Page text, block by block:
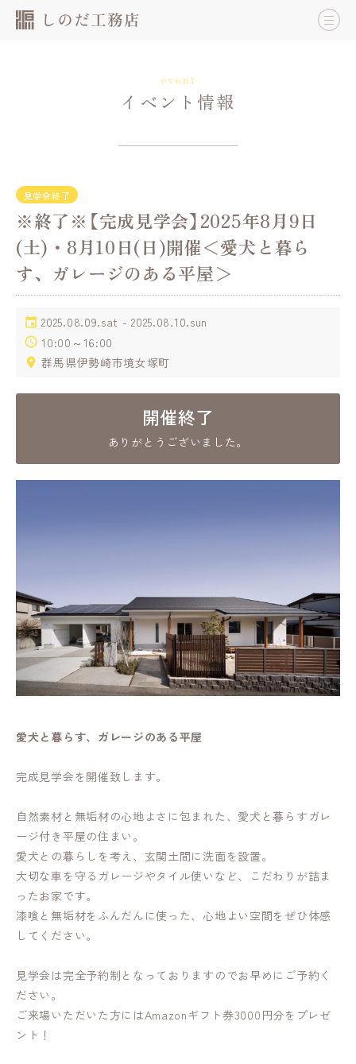
event
イベント情報
見学会終了
※終了※【完成見学会】2025年8月9日
(土)・8月10日(日)開催＜愛犬と暮ら
す、ガレージのある平屋＞
2025.08.09.sat - 2025.08.10.sun
10:00～16:00
群馬県伊勢崎市境女塚町
開催終了
ありがとうございました。
愛犬と暮らす、ガレージのある平屋
完成見学会を開催致します。
自然素材と無垢材の心地よさに包まれた、愛犬と暮らすガレ
ージ付き平屋の住まい。
愛犬との暮らしを考え、玄関土間に洗面を設置。
大切な車を守るガレージやタイル使いなど、こだわりが詰ま
ったお家です。
漆喰と無垢材をふんだんに使った、心地よい空間をぜひ体感
してください。
見学会は完全予約制となっておりますのでお早めにご予約く
ださい。
ご来場いただいた方にはAmazonギフト券3000円分をプレゼ
ント！